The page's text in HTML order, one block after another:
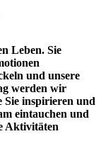
Leben. Sie
und unsere
werden wir
Sie inspirieren und
eintauchen und
Aktivitäten